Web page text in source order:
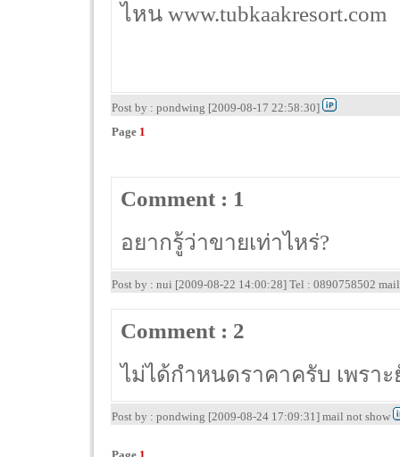
ไหน www.tubkaakresort.com
Post by : pondwing [2009-08-17 22:58:30]
Page 1
Comment : 1
อยากรู้ว่าขายเท่าไหร่?
Post by : nui [2009-08-22 14:00:28] Tel : 0890758502
Comment : 2
ไม่ได้กำหนดราคาครับ เพราะ
Post by : pondwing [2009-08-24 17:09:31] mail not show